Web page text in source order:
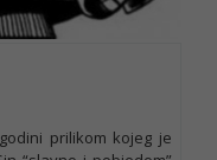
prilikom kojeg je